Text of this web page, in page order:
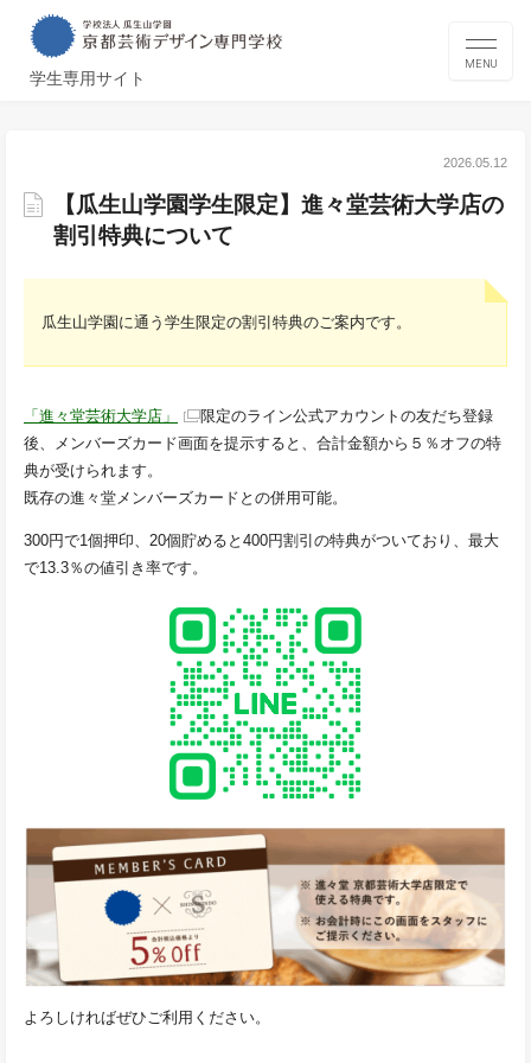
学生専用サイト
MENU
2026.05.12
【瓜生山学園学生限定】進々堂芸術大学店の
割引特典について
瓜生山学園に通う学生限定の割引特典のご案内です。
「進々堂芸術大学店」
限定のライン公式アカウントの友だち登録
後、メンバーズカード画面を提示すると、合計金額から５％オフの特
典が受けられます。
既存の進々堂メンバーズカードとの併用可能。
300円で1個押印、20個貯めると400円割引の特典がついており、最大
で13.3％の値引き率です。
よろしければぜひご利用ください。